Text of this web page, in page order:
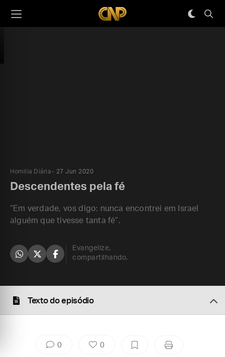
Homilia Diária 27 Jun 2020
Descendentes pela fé
“Em verdade, vos digo: nunca encontrei em Israel
alguém que tivesse tanta fé”.
Evangelize,
compartilhando.
Texto do episódio
0 0